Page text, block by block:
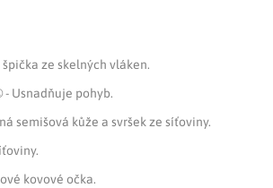
ze skelných vláken.
- Usnadňuje pohyb.
semišová kůže a svršek ze síťoviny.
kovové očka.